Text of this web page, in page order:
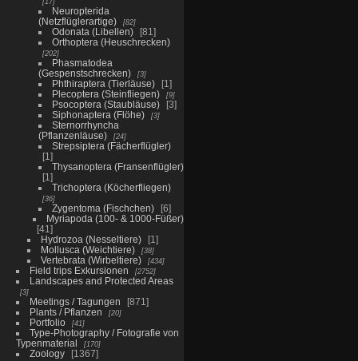
Neuropterida
(Netzflüglerartige)
82
Odonata (Libellen)
81
Orthoptera (Heuschrecken)
202
Phasmatodea
(Gespenstschrecken)
3
Phthiraptera (Tierläuse)
1
Plecoptera (Steinfliegen)
9
Psocoptera (Staubläuse)
3
Siphonaptera (Flöhe)
3
Sternorrhyncha
(Pflanzenläuse)
24
Strepsiptera (Fächerflügler)
1
Thysanoptera (Fransenflügler)
1
Trichoptera (Köcherfliegen)
36
Zygentoma (Fischchen)
6
Myriapoda (100- & 1000-Füßer)
41
Hydrozoa (Nesseltiere)
1
Mollusca (Weichtiere)
38
Vertebrata (Wirbeltiere) 434
Field trips Exkursionen 2752
Landscapes and Protected Areas
3
Meetings / Tagungen
871
Plants / Pflanzen
20
Portfolio 41
Type-Photography / Fotografie von
Typenmaterial
170
Zoology
1367